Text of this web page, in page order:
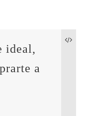
ideal,
a